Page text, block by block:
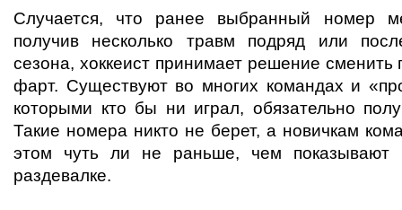
Случается, что ранее выбранный номер
получив несколько травм подряд или
сезона, хоккеист принимает решение
фарт. Существуют во многих командах и
которыми кто бы ни играл, обязательно
Такие номера никто не берет, а новичкам
этом чуть ли не раньше, чем
раздевалке.